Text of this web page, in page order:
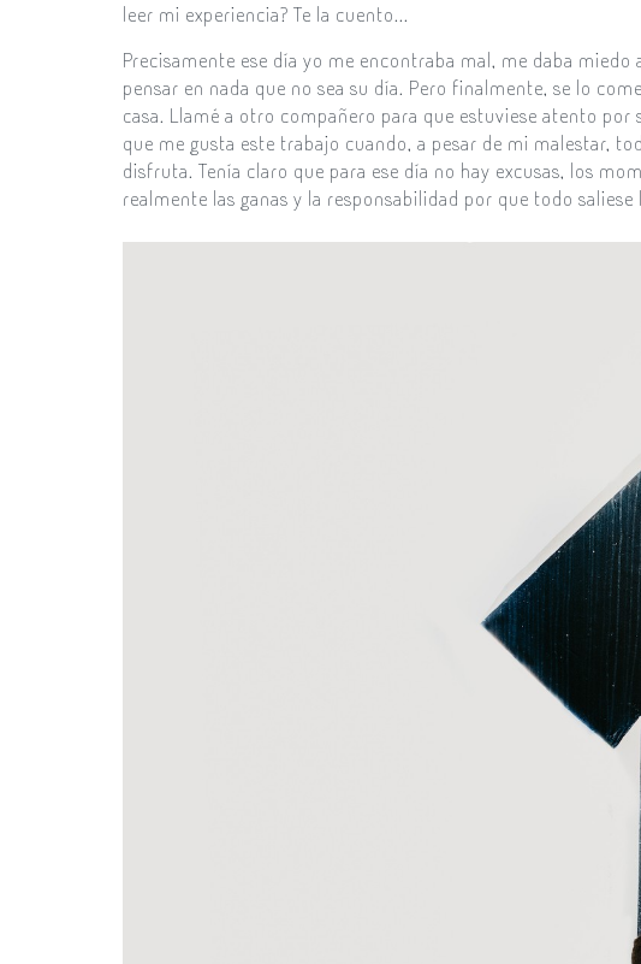
leer mi experiencia? Te la cuento...
Precisamente ese día yo me encontraba mal, me daba
pensar en nada que no sea su día. Pero finalmente, se lo
casa. Llamé a otro compañero para que estuviese atento
que me gusta este trabajo cuando, a pesar de mi malestar,
disfruta. Tenía claro que para ese día no hay excusas, los
realmente las ganas y la responsabilidad por que todo